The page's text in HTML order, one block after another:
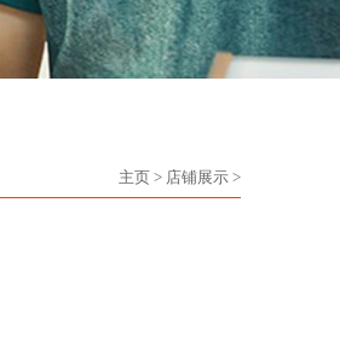
主页 > 店铺展示 >